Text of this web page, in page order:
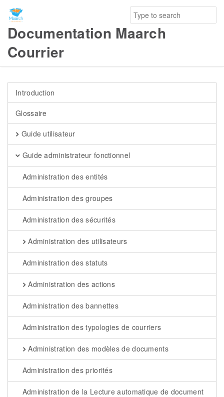
Documentation Maarch
Courrier
Introduction
Glossaire
Guide utilisateur
Guide administrateur fonctionnel
Administration des entités
Administration des groupes
Administration des sécurités
Administration des utilisateurs
Administration des statuts
Administration des actions
Administration des bannettes
Administration des typologies de courriers
Administration des modèles de documents
Administration des priorités
Administration de la Lecture automatique de document